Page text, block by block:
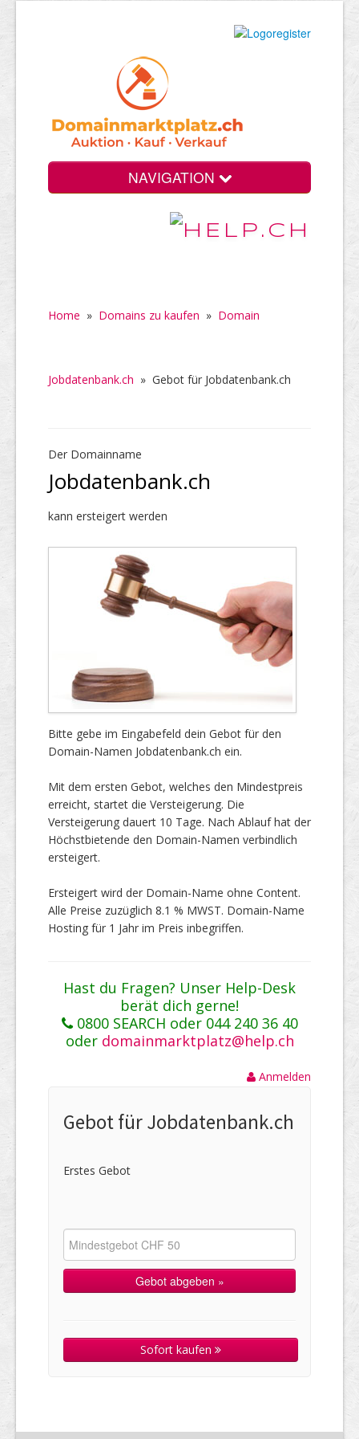
NAVIGATION
Home » Domains zu kaufen » Domain
Jobdatenbank.ch » Gebot für Jobdatenbank.ch
Der Domainname
Jobdatenbank.ch
kann ersteigert werden
Bitte gebe im Eingabefeld dein Gebot für den
Domain-Namen Jobdatenbank.ch ein.
Mit dem ersten Gebot, welches den Mindestpreis
erreicht, startet die Versteigerung. Die
Versteigerung dauert 10 Tage. Nach Ablauf hat der
Höchstbietende den Domain-Namen verbindlich
ersteigert.
Ersteigert wird der Domain-Name ohne Content.
Alle Preise zuzüglich 8.1 % MWST. Domain-Name
Hosting für 1 Jahr im Preis inbegriffen.
Hast du Fragen? Unser Help-Desk
berät dich gerne!
0800 SEARCH oder 044 240 36 40
oder domainmarktplatz@help.ch
Anmelden
Gebot für Jobdatenbank.ch
Erstes Gebot
Sofort kaufen